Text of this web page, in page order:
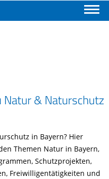
& Naturschutz
in Bayern? Hier
Themen Natur in Bayern,
Schutzprojekten,
Freiwilligentätigkeiten und